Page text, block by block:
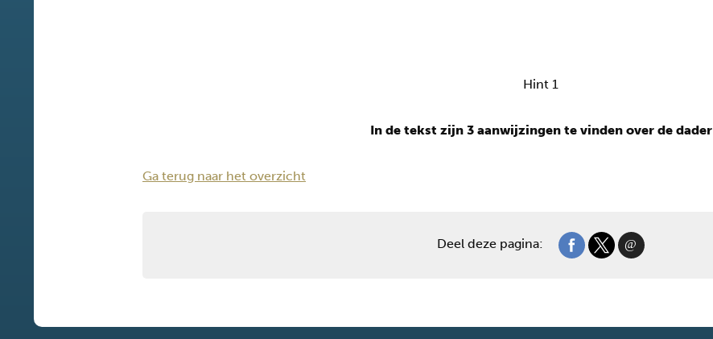
Hint 1
In de tekst zijn 3 aanwijzingen te vinden over de dader
Ga terug naar het overzicht
Deel deze pagina: